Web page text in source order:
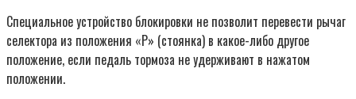
Специальное устройство блокировки не позволит перевести рычаг
селектора из положения «Р» (стоянка) в какое-либо другое
положение, если педаль тормоза не удерживают в нажатом
положении.